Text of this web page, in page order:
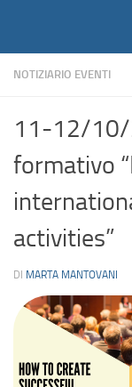
NOTIZIARIO EVENTI
11-12/10/
formativo
activities”
DI MARTA MANTOVANI